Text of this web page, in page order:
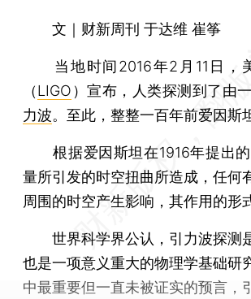
文｜财新周刊 于达维 崔筝
当地时间2016年2月11日，
（LIGO ）宣布，人类探测到了由
力波。至此，整整一百年前爱因斯
根据爱因斯坦在1916年提出的
量所引发的时空扭曲所造成，任何
周围的时空产生影响，其作用的形
世界科学界公认，引力波探测
也是一项意义重大的物理学基础研
中最重要但一直未被证实的预言，